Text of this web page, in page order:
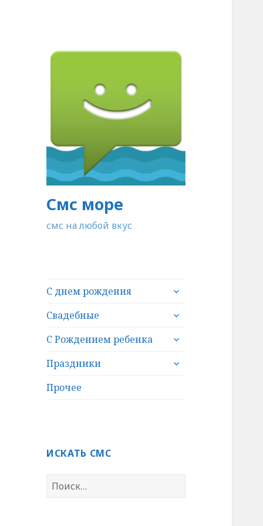
Смс море
смс на любой вкус
С днем рождения
раскрыть
меню
Свадебные
раскрыть
меню
С Рождением ребенка
раскрыть
меню
Праздники
раскрыть
Прочее
ИСКАТЬ СМС
Н
а